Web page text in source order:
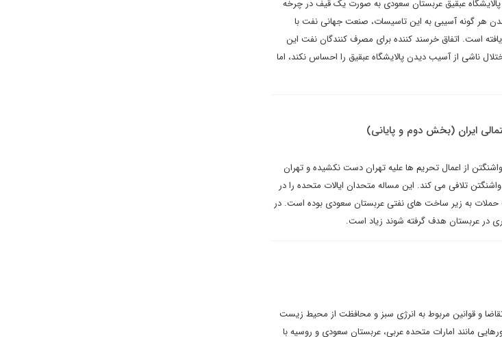
عبقیق عربستان سعودی به صورت یک قیف در چرخه
هر گونه آسیبی به این تاسیسات، صنعت جهانی نفت با
است. اتفاق خرسند کننده برای مصرف کنندگان نفت این
ناشی از آسیب دیدن پالایشگاه عبقیق را احساس نکند، اما
ایران (بخش دوم و پایانی)
از اعمال تحریم ها علیه تهران دست نکشیده و تهران
واشنگتن تلافی می کند. این مساله متحدان ایالات متحده را در
حملات به زیر ساخت های نفتی عربستان سعودی بوده است. در
در عربستان هدف گرفته شوند زیاد است.
و قوانین مربوط به انرژی سبز و محافظت از محیط زیست
مانند امارات متحده عربی، عربستان سعودی و روسیه با